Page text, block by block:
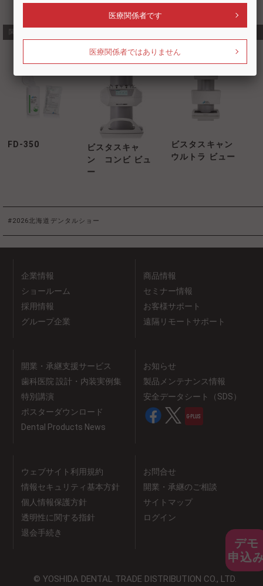
デモ
申込
関連商品・類似商品
FD-350
ビスタスキャ
ン コンビ ビュ
ー
ビスタスキャン
ウルトラ ビュー
#2026北海道デンタルショー
企業情報
ショールーム
採用情報
グループ企業
商品情報
セミナー情報
お客様サポート
遠隔リモートサポート
開業・承継支援サービス
歯科医院 設計・内装実例集
特別講演
ポスターダウンロード
Dental Products News
お知らせ
製品メンテナンス情報
安全データシート（SDS）
ウェブサイト利用規約
情報セキュリティ基本方針
個人情報保護方針
透明性に関する指針
退会手続き
お問合せ
開業・承継のご相談
サイトマップ
ログイン
© YOSHIDA DENTAL TRADE DISTRIBUTION CO., LTD.
医療関係者です
医療関係者ではありません